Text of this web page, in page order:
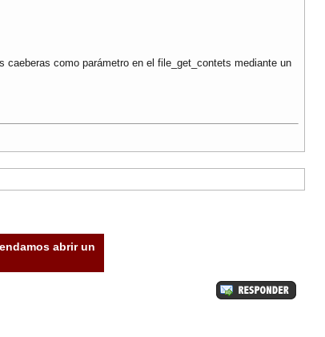
como parámetro en el file_get_contets mediante un
abrir un